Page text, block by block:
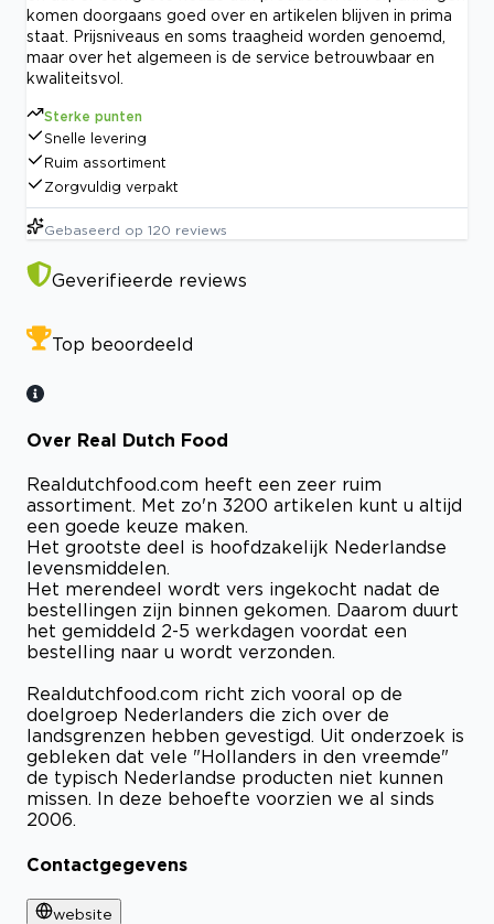
komen doorgaans goed over en artikelen blijven in prima
staat. Prijsniveaus en soms traagheid worden genoemd,
maar over het algemeen is de service betrouwbaar en
kwaliteitsvol.
Sterke punten
Snelle levering
Ruim assortiment
Zorgvuldig verpakt
Gebaseerd op 120 reviews
Geverifieerde reviews
Top beoordeeld
Over Real Dutch Food
Realdutchfood.com heeft een zeer ruim
assortiment. Met zo'n 3200 artikelen kunt u altijd
een goede keuze maken.
Het grootste deel is hoofdzakelijk Nederlandse
levensmiddelen.
Het merendeel wordt vers ingekocht nadat de
bestellingen zijn binnen gekomen. Daarom duurt
het gemiddeld 2-5 werkdagen voordat een
bestelling naar u wordt verzonden.
Realdutchfood.com richt zich vooral op de
doelgroep Nederlanders die zich over de
landsgrenzen hebben gevestigd. Uit onderzoek is
gebleken dat vele "Hollanders in den vreemde"
de typisch Nederlandse producten niet kunnen
missen. In deze behoefte voorzien we al sinds
2006.
Contactgegevens
website